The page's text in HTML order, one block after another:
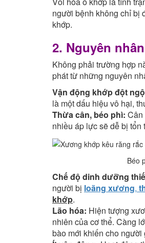
người bệnh không chỉ bị
khớp.
2. Nguyên
Không phải trường hợp
phát từ những nguyên
Vận động khớp đột
là một dấu hiệu vô hại,
Thừa cân, béo phì: Cân
nhiều áp lực sẽ dễ bị tổn
Béo
Chế độ dinh dưỡng
người bị loãng xương,
khớp.
Lão hóa: Hiện tượng
nhiên của cơ thể. Càng
bào mới khiến cho người